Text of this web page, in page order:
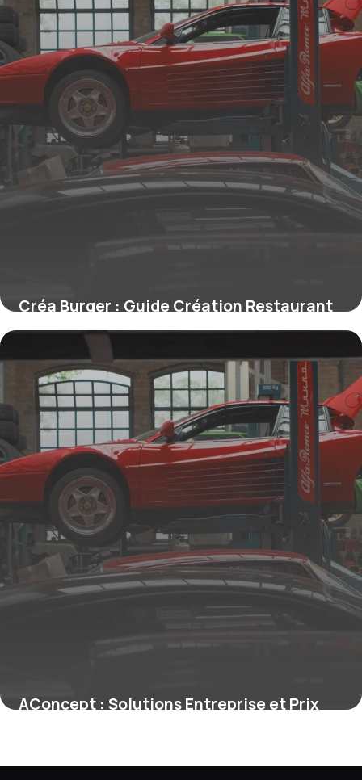
Créa Burger : Guide Création Restaurant
2026
6 juin 2026
AConcept : Solutions Entreprise et Prix